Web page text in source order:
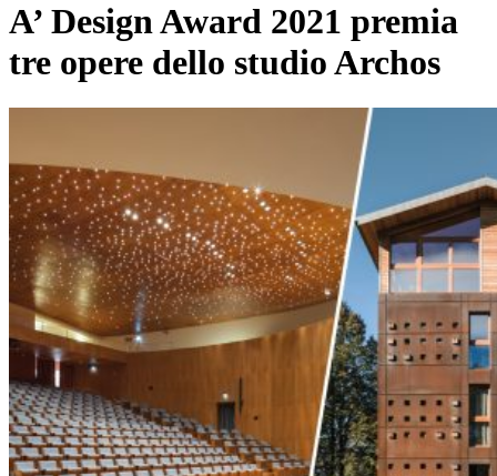
A’ Design Award 2021 premia
tre opere dello studio Archos